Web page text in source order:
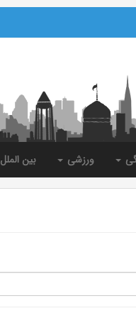
ورزشی بین الملل